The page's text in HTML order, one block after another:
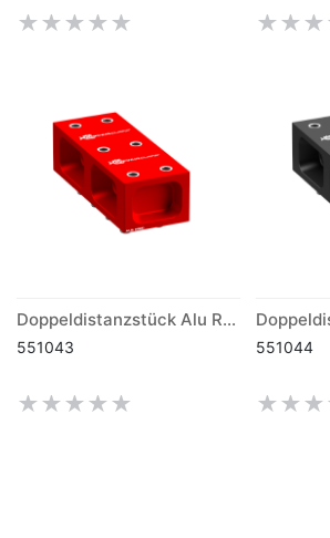
Doppeldistanzstück Alu Raster 40mm
551043 551044